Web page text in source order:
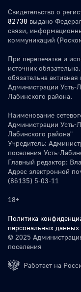
Свидетельство о
82738 выдано
связи,
коммуникаций
При перепечатке и
источник
обязательна
Администрации Усть-
Лабинского района.
Наименование
Администрации Усть-
Лабинского района"
Учредитель:
поселения Усть-
Главный редактор:
Адрес электронной
(86135) 5-03-11
18+
Политика
персональных данных
© 2025
поселения
Работает на